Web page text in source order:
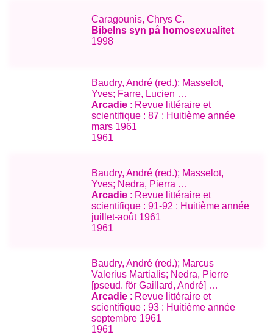
Caragounis, Chrys C.
Bibelns syn på homosexualitet
1998
Baudry, André (red.); Masselot,
Yves; Farre, Lucien …
Arcadie : Revue littéraire et
scientifique : 87 : Huitième année
mars 1961
1961
Baudry, André (red.); Masselot,
Yves; Nedra, Pierra …
Arcadie : Revue littéraire et
scientifique : 91-92 : Huitième année
juillet-août 1961
1961
Baudry, André (red.); Marcus
Valerius Martialis; Nedra, Pierre
[pseud. för Gaillard, André] …
Arcadie : Revue littéraire et
scientifique : 93 : Huitième année
septembre 1961
1961